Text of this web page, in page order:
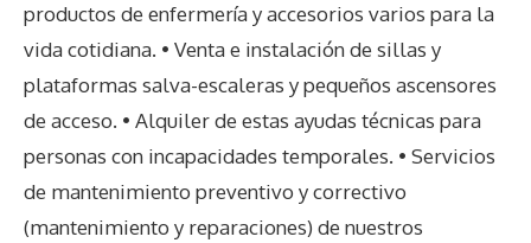
productos de enfermería y accesorios varios para la
vida cotidiana. • Venta e instalación de sillas y
plataformas salva-escaleras y pequeños ascensores
de acceso. • Alquiler de estas ayudas técnicas para
personas con incapacidades temporales. • Servicios
de mantenimiento preventivo y correctivo
(mantenimiento y reparaciones) de nuestros